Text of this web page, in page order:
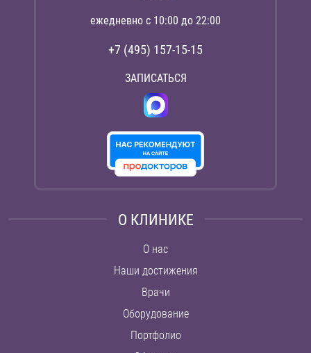
ежедневно с 10:00 до 22:00
+7 (495) 157-15-15
ЗАПИСАТЬСЯ
О КЛИНИКЕ
О нас
Наши достижения
Врачи
Оборудование
Портфолио